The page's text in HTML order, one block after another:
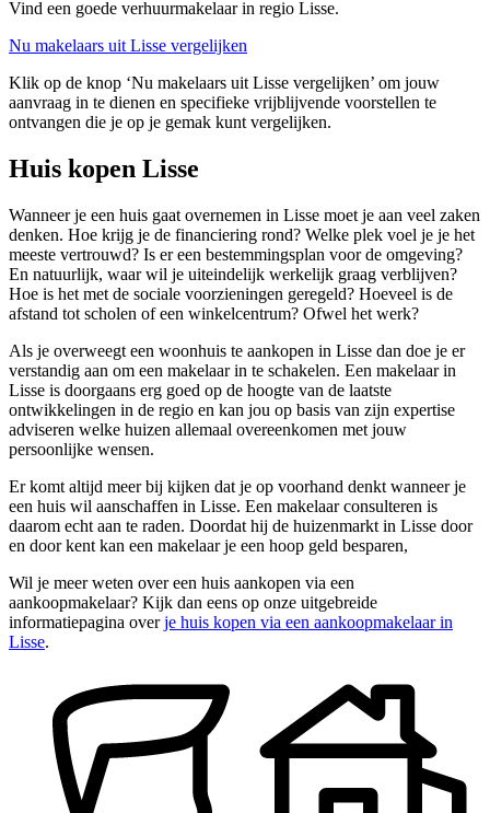
Vind een goede verhuurmakelaar in regio Lisse.
Nu makelaars uit Lisse vergelijken
Klik op de knop ‘Nu makelaars uit Lisse vergelijken’ om jouw
aanvraag in te dienen en specifieke vrijblijvende voorstellen te
ontvangen die je op je gemak kunt vergelijken.
Huis kopen Lisse
Wanneer je een huis gaat overnemen in Lisse moet je aan veel zaken
denken. Hoe krijg je de financiering rond? Welke plek voel je je het
meeste vertrouwd? Is er een bestemmingsplan voor de omgeving?
En natuurlijk, waar wil je uiteindelijk werkelijk graag verblijven?
Hoe is het met de sociale voorzieningen geregeld? Hoeveel is de
afstand tot scholen of een winkelcentrum? Ofwel het werk?
Als je overweegt een woonhuis te aankopen in Lisse dan doe je er
verstandig aan om een makelaar in te schakelen. Een makelaar in
Lisse is doorgaans erg goed op de hoogte van de laatste
ontwikkelingen in de regio en kan jou op basis van zijn expertise
adviseren welke huizen allemaal overeenkomen met jouw
persoonlijke wensen.
Er komt altijd meer bij kijken dat je op voorhand denkt wanneer je
een huis wil aanschaffen in Lisse. Een makelaar consulteren is
daarom echt aan te raden. Doordat hij de huizenmarkt in Lisse door
en door kent kan een makelaar je een hoop geld besparen,
Wil je meer weten over een huis aankopen via een
aankoopmakelaar? Kijk dan eens op onze uitgebreide
informatiepagina overje huis kopen via een aankoopmakelaar in
Lisse.